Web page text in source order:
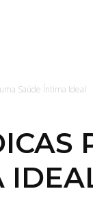
Saúde Íntima Ideal